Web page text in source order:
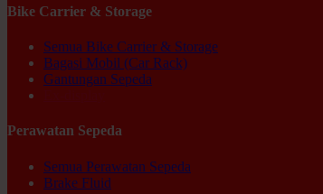
Bike Carrier & Storage
Semua Bike Carrier & Storage
Bagasi Mobil (Car Rack)
Gantungan Sepeda
Perawatan Sepeda
Semua Perawatan Sepeda
Brake Fluid